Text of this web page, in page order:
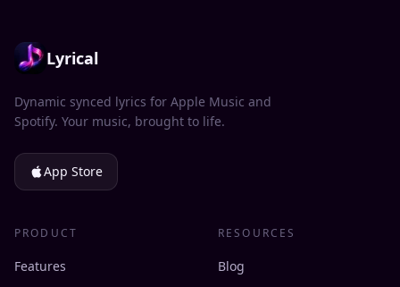
Lyrical
Dynamic synced lyrics for Apple Music and
Spotify. Your music, brought to life.
App Store
PRODUCT
Features
RESOURCES
Blog